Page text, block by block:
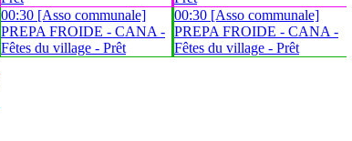
00:30 [Asso communale]
PREPA FROIDE - CANA -
Fêtes du village - Prêt
00:30 [Asso communale]
PREPA FROIDE - CANA -
Fêtes du village - Prêt